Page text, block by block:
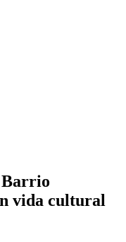
Barrio
vida cultural